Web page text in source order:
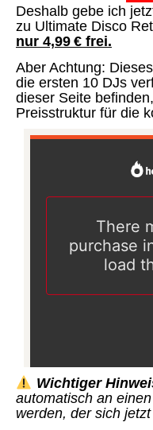
Deshalb gebe ich
zu Ultimate Disco
nur 4,99 € frei.
Aber Achtung:
die ersten 10 DJs
dieser Seite
Preisstruktur für die
Wichtiger
automatisch an
werden, der sich